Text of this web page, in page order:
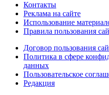
Контакты
Реклама на сайте
Использование
Правила пользования
Договор пользования
Политика в сфере
данных
Пользовательское
Редакция